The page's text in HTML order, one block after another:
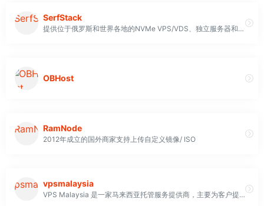
SerfStack
提供位于俄罗斯和世界各地的NVMe VPS/VDS、独立服务器和GPU服务器，价格实惠，无需安装费。
OBHost
RamNode
2012年成立的国外商家支持上传自定义镜像/ ISO
vpsmalaysia
VPS Malaysia 是一家马来西亚托管服务提供商，主要为客户提供虚拟专用服务器。他们在服务中集成了行业标准工具，并使用世界一流的基础设施 VPS Malaysia 的托管服务价格合理，但与类似配置相比，这些套餐并不是最便宜的。套餐按月或按年计费，客户无需签订合同即可购买其解决方案之一。有多种付款方式可供选择，其中包括：VISA、PayPal、比特币、马来亚银行、万事达卡。 遗憾的是，没有具体提到退款保证，因此 VPS Malaysia 可能无法退款